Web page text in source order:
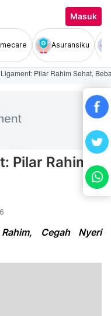
Masuk
Asuransiku
Pilar Rahim Sehat,
Pilar Rahim
Cegah Nyeri